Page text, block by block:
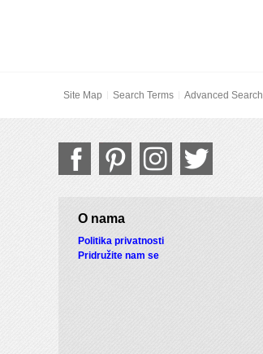
Site Map Search Terms Advanced Search
O nama
Politika privatnosti
Pridružite nam se